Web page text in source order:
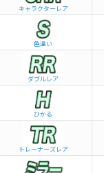
キャラクターレア
色違い
ダブルレア
ひかる
トレーナーズレア